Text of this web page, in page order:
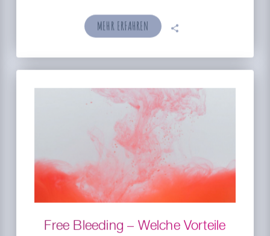
MEHR ERFAHREN 🗣
Free Bleeding – Welche Vorteile